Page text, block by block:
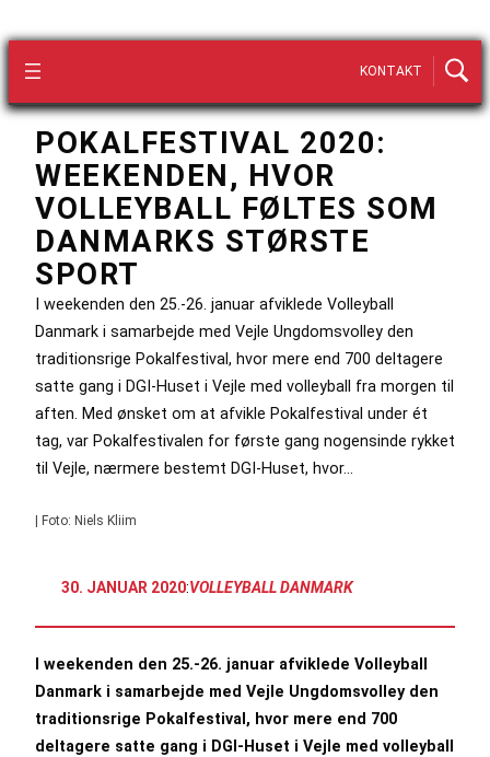
KONTAKT
POKALFESTIVAL 2020:
WEEKENDEN, HVOR
VOLLEYBALL FØLTES SOM
DANMARKS STØRSTE
SPORT
I weekenden den 25.-26. januar afviklede Volleyball
Danmark i samarbejde med Vejle Ungdomsvolley den
traditionsrige Pokalfestival, hvor mere end 700 deltagere
satte gang i DGI-Huset i Vejle med volleyball fra morgen til
aften. Med ønsket om at afvikle Pokalfestival under ét
tag, var Pokalfestivalen for første gang nogensinde rykket
til Vejle, nærmere bestemt DGI-Huset, hvor…
| Foto: Niels Kliim
30. JANUAR 2020:VOLLEYBALL DANMARK
I weekenden den 25.-26. januar afviklede Volleyball
Danmark i samarbejde med Vejle Ungdomsvolley den
traditionsrige Pokalfestival, hvor mere end 700
deltagere satte gang i DGI-Huset i Vejle med volleyball